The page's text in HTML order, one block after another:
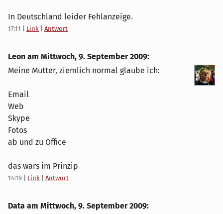
In Deutschland leider Fehlanzeige.
17:11 Link Antwort
Leon am Mittwoch, 9. September 2009:
Meine Mutter, ziemlich normal glaube ich:
Email
Web
Skype
Fotos
ab und zu Office
das wars im Prinzip
14:19 Link Antwort
Data am Mittwoch, 9. September 2009: